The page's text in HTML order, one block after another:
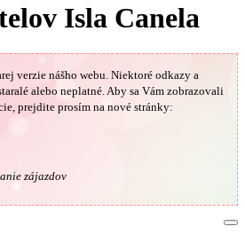
Isla Canela
verzie nášho webu. Niektoré odkazy a
alebo neplatné.Aby sa Vám zobrazovali
prejdite prosím na nové stránky:
zájazdov